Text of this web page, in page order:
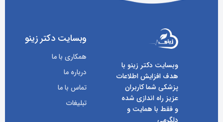
وبسایت دکتر زینو با
هدف افزایش اطلاعات
پزشکی شما کاربران
عزیز راه اندازی شده
و فقط با همایت و
وبسایت دکتر زینو
همکاری با ما
درباره ما
تماس با ما
تبلیغات